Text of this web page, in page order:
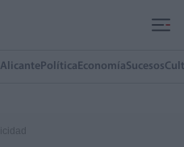
Alicante Política EconomíaSucesos